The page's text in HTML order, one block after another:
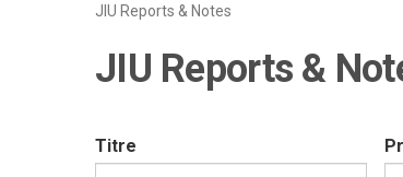
JIU Reports & Notes
JIU Reports &
Titre